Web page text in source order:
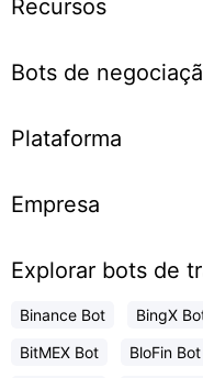
Recursos
Bots de
Plataforma
Empresa
Explorar bots de
Binance Bot BingX
BitMEX Bot
BloFin Bot